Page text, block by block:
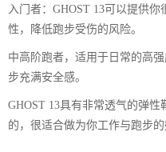
入门者：GHOST 13可以提供
性，降低跑步受伤的风险。
中高阶跑者，适用于日常的高
步充满安全感。
GHOST 13具有非常透气的弹
的，很适合做为你工作与跑步的